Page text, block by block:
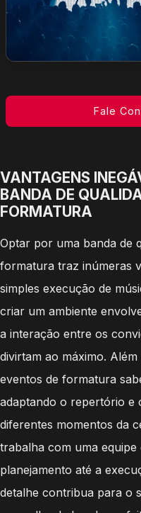
Fale
VANTAGENS
BANDA DE
FORMATURA
Optar por uma banda de
formatura traz inúmeras
simples execução de
criar um ambiente
a interação entre os
divirtam ao máximo.
eventos de formatura
adaptando o repertório e
diferentes momentos da
trabalha com uma equipe
planejamento até a
detalhe contribua para o